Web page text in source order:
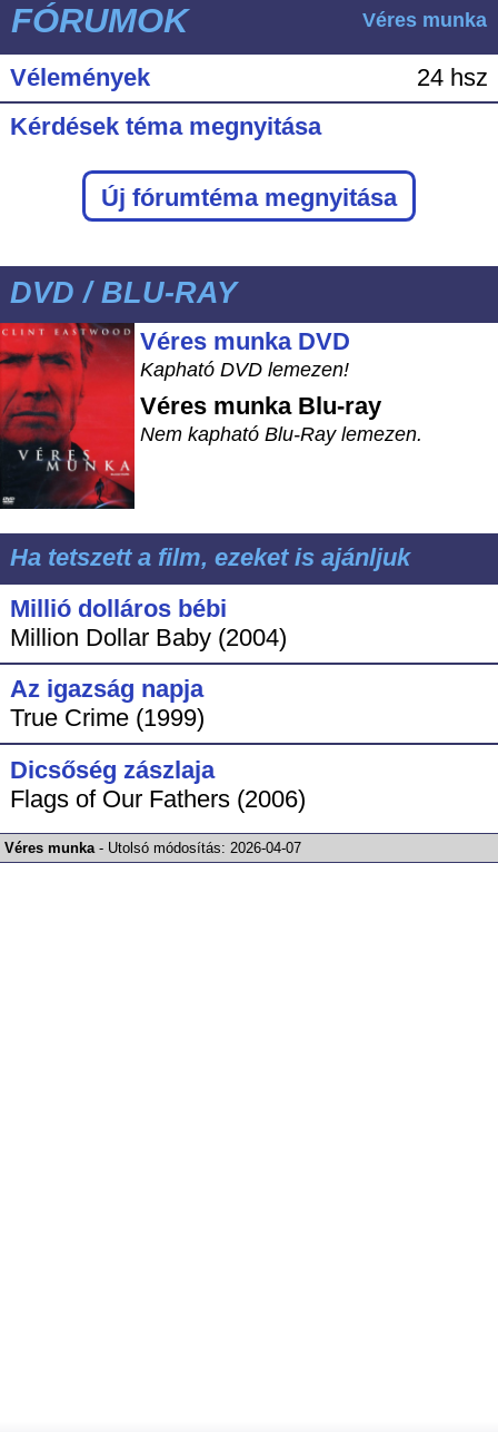
FÓRUMOK Véres munka
Vélemények
24 hsz
Kérdések téma megnyitása
Új fórumtéma megnyitása
DVD / BLU-RAY
Véres munka DVD
Kapható DVD lemezen!
Véres munka Blu-ray
Nem kapható Blu-Ray lemezen.
Ha tetszett a film, ezeket is ajánljuk
Millió dolláros bébi
Million Dollar Baby (2004)
Az igazság napja
True Crime (1999)
Dicsőség zászlaja
Flags of Our Fathers (2006)
Véres munka- Utolsó módosítás:2026-04-07